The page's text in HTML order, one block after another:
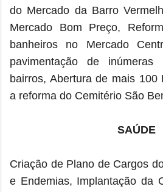
do Mercado da Barro
Mercado Bom Preço,
banheiros no Mercado
pavimentação de
bairros, Abertura de mais
a reforma do Cemitério São
SAÚDE
Criação de Plano de Cargos
e Endemias, Implantação da